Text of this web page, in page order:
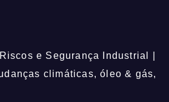
e Segurança Industrial |
climáticas, óleo & gás,